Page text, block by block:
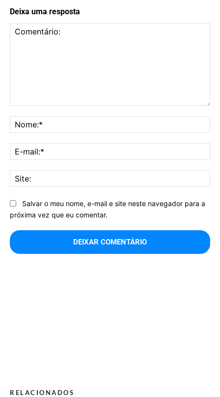
Deixa uma resposta
Salvar o meu nome, e-mail e site neste navegador para a
próxima vez que eu comentar.
RELACIONADOS